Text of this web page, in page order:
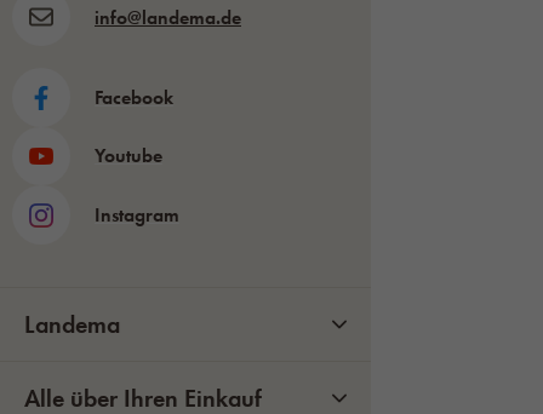
info@landema.de
Facebook
Youtube
Instagram
Landema
Alle über Ihren Einkauf